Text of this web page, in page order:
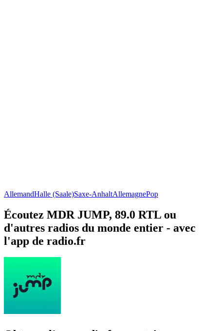
AllemandHalle (Saale)Saxe-AnhaltAllemagnePop
Écoutez MDR JUMP, 89.0 RTL ou
d'autres radios du monde entier - avec
l'app de radio.fr